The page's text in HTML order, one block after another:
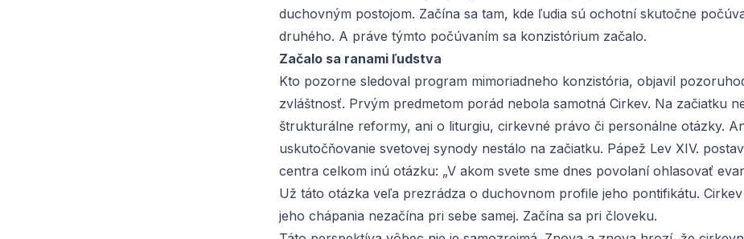
duchovným postojom. Začína sa tam, kde ľudia sú ochotní skutočne
druhého. A práve týmto počúvaním sa konzistórium začalo.
Začalo sa ranami ľudstva
Kto pozorne sledoval program mimoriadneho konzistória, objavil
zvláštnosť. Prvým predmetom porád nebola samotná Cirkev. Na začiatku
štrukturálne reformy, ani o liturgiu, cirkevné právo či personálne otázky.
uskutočňovanie svetovej synody nestálo na začiatku. Pápež Lev XIV.
centra celkom inú otázku: „V akom svete sme dnes povolaní ohlasovať
Už táto otázka veľa prezrádza o duchovnom profile jeho pontifikátu.
jeho chápania nezačína pri sebe samej. Začína sa pri človeku.